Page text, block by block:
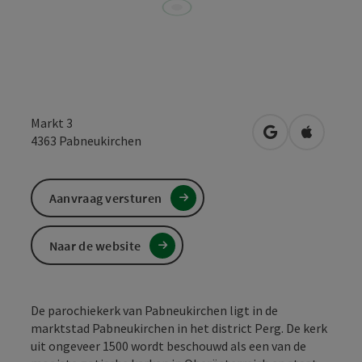
Markt 3
4363 Pabneukirchen Openen inOpenen
De parochiekerk van Pabneukirchen ligt in de
marktstad Pabneukirchen in het district Perg. De kerk
uit ongeveer 1500 wordt beschouwd als een van de
Aanvraag versturen
Naar de website